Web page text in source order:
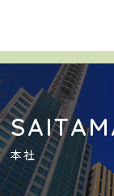
本社